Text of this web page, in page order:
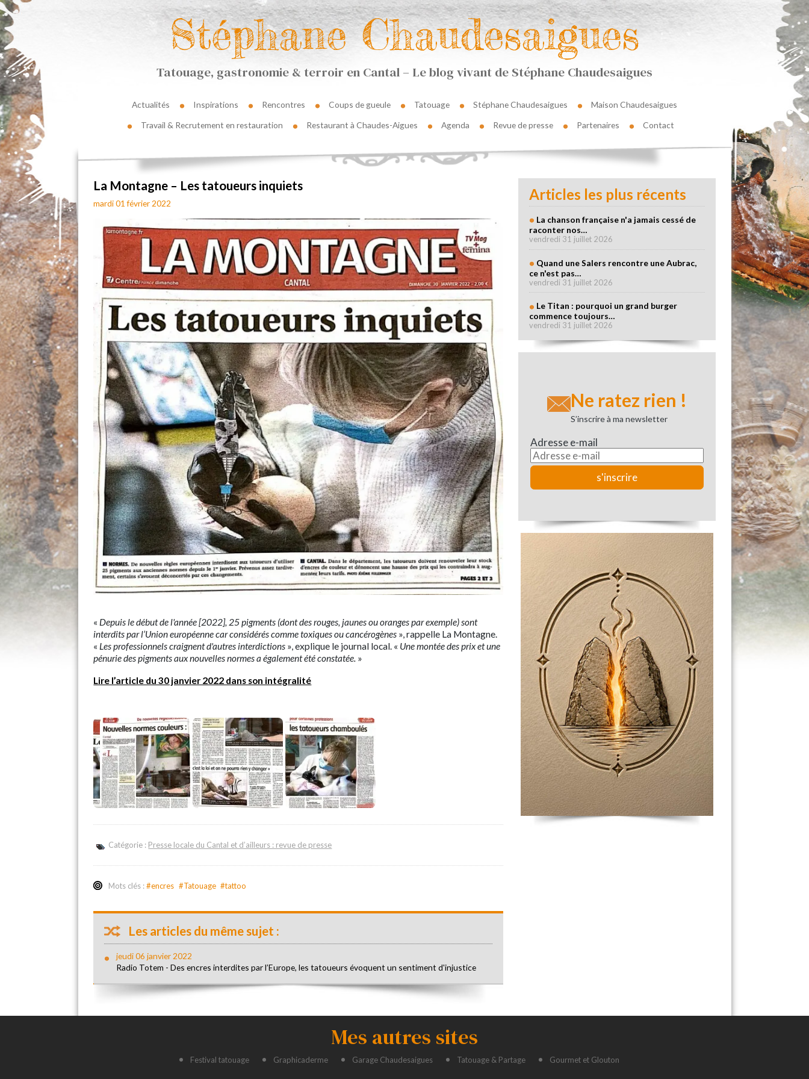
Stéphane Chaudesaigues
Tatouage, gastronomie & terroir en Cantal – Le blog vivant de Stéphane Chaudesaigues
Actualités Inspirations Rencontres Coups de gueule Tatouage Stéphane Chaudesaigues
Maison Chaudesaigues
Travail & Recrutement en restauration
Restaurant à Chaudes-Aigues Agenda Revue de presse Partenaires Contact
La Montagne – Les tatoueurs inquiets
mardi 01 février 2022
« Depuis le début de l'année [2022], 25 pigments (dont des rouges, jaunes ou oranges par exemple) sont
interdits par l’Union européenne car considérés comme toxiques ou cancérogènes », rappelle La Montagne.
« Les professionnels craignent d'autres interdictions », explique le journal local. « Une montée des prix et une
pénurie des pigments aux nouvelles normes a également été constatée. »
Lire l’article du 30 janvier 2022 dans son intégralité
Catégorie : Presse locale du Cantal et d’ailleurs : revue de presse
Mots clés : #encres #Tatouage #tattoo
Les articles du même sujet :
jeudi 06 janvier 2022
Radio Totem - Des encres interdites par l’Europe, les tatoueurs évoquent un sentiment d'injustice
Articles les plus récents
La chanson française n'a jamais cessé de
raconter nos…
vendredi 31 juillet 2026
Quand une Salers rencontre une Aubrac,
ce n'est pas…
vendredi 31 juillet 2026
Le Titan : pourquoi un grand burger
commence toujours…
vendredi 31 juillet 2026
Ne ratez rien !
S’inscrire à ma newsletter
Adresse e-mail
Mes autres sites
Festival tatouage Graphicaderme Garage Chaudesaigues Tatouage & Partage Gourmet et Glouton